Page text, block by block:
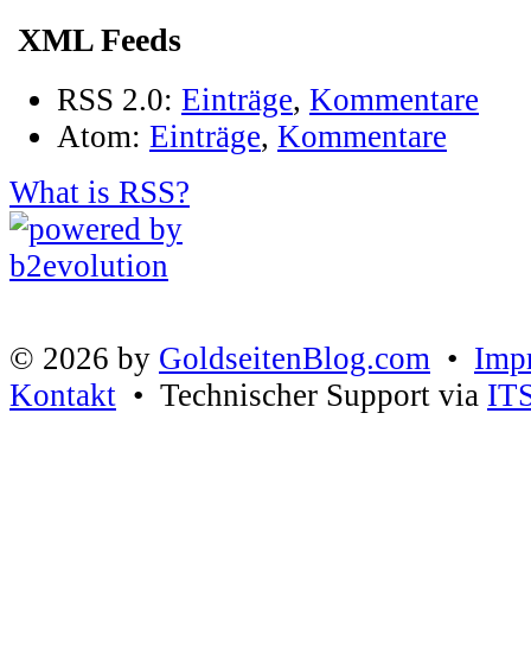
XML Feeds
RSS 2.0: Einträge, Kommentare
Atom: Einträge, Kommentare
What is RSS?
© 2026 by GoldseitenBlog.com •
Kontakt • Technischer Support via